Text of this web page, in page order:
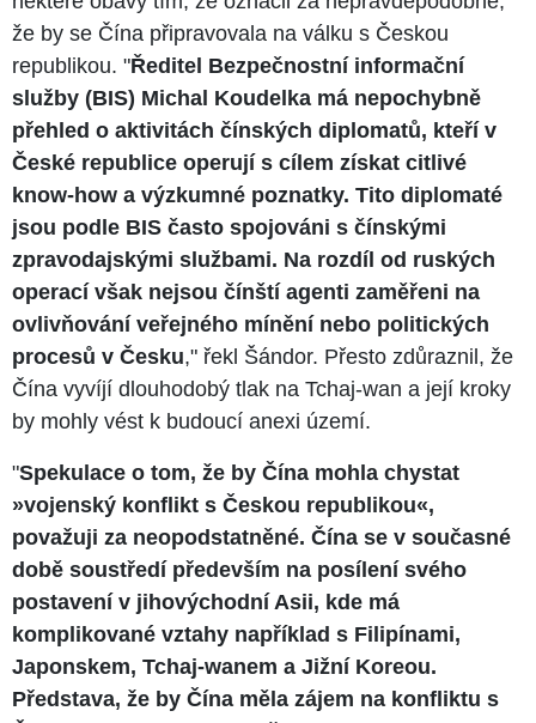
že by se Čína připravovala na válku s Českou
republikou. "Ředitel Bezpečnostní informační
služby (BIS) Michal Koudelka má nepochybně
přehled o aktivitách čínských diplomatů, kteří v
České republice operují s cílem získat citlivé
know-how a výzkumné poznatky. Tito diplomaté
jsou podle BIS často spojováni s čínskými
zpravodajskými službami. Na rozdíl od ruských
operací však nejsou čínští agenti zaměřeni na
ovlivňování veřejného mínění nebo politických
procesů v Česku," řekl Šándor. Přesto zdůraznil, že
Čína vyvíjí dlouhodobý tlak na Tchaj-wan a její kroky
by mohly vést k budoucí anexi území.
"Spekulace o tom, že by Čína mohla chystat
»vojenský konflikt s Českou republikou«,
považuji za neopodstatněné. Čína se v současné
době soustředí především na posílení svého
postavení v jihovýchodní Asii, kde má
komplikované vztahy například s Filipínami,
Japonskem, Tchaj-wanem a Jižní Koreou.
Představa, že by Čína měla zájem na konfliktu s